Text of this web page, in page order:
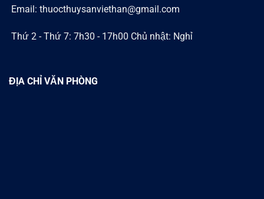
Email: thuocthuysanviethan@gmail.com
Thứ 2 - Thứ 7: 7h30 - 17h00 Chủ nhật: Nghỉ
ĐỊA CHỈ VĂN PHÒNG